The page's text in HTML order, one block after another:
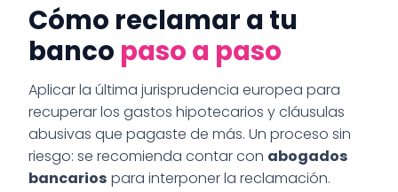
Cómo reclamar a tu
banco paso a paso
Aplicar la última jurisprudencia europea para
recuperar los gastos hipotecarios y cláusulas
abusivas que pagaste de más. Un proceso sin
riesgo: se recomienda contar con abogados
bancarios para interponer la reclamación.